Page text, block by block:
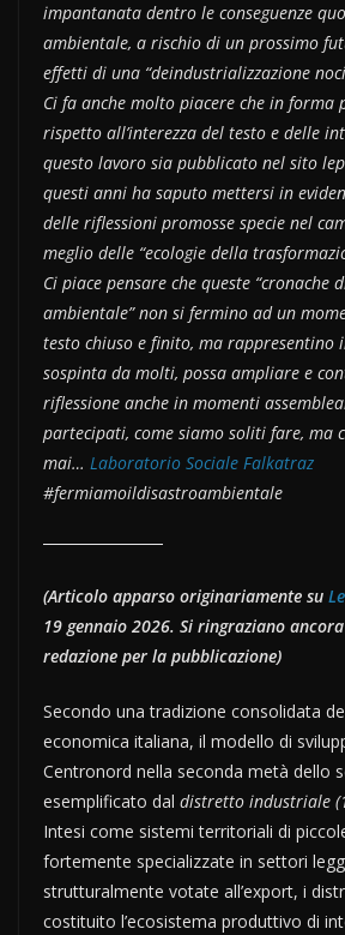
impantanata dentro le conseguenze
ambientale, a rischio di un prossimo
effetti di una “deindustrializzazione
Ci fa anche molto piacere che in forma
rispetto all’interezza del testo e delle
questo lavoro sia pubblicato nel sito
questi anni ha saputo mettersi in
delle riflessioni promosse specie nel
meglio delle “ecologie della
Ci piace pensare che queste “cronache
ambientale” non si fermino ad un
testo chiuso e finito, ma rappresentino
sospinta da molti, possa ampliare e
riflessione anche in momenti
partecipati, come siamo soliti fare, ma
mai… Laboratorio Sociale Falkatraz
#fermiamoildisastroambientale
(Articolo apparso originariamente su
19 gennaio 2026. Si ringraziano
redazione per la pubblicazione)
Secondo una tradizione consolidata
economica italiana, il modello di
Centronord nella seconda metà dello
esemplificato dal distretto industriale
Intesi come sistemi territoriali di
fortemente specializzate in settori
strutturalmente votate all’export, i
costituito l’ecosistema produttivo di